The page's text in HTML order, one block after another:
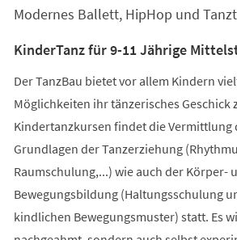
Modernes Ballett, HipHop und
KinderTanz für 9-11 Jährige
Der TanzBau bietet vor allem Kindern
Möglichkeiten ihr tänzerisches Geschick
Kindertanzkursen findet die Vermittlung
Grundlagen der Tanzerziehung
Raumschulung,...) wie auch der Körper-
Bewegungsbildung (Haltungsschulung
kindlichen Bewegungsmuster) statt. Es